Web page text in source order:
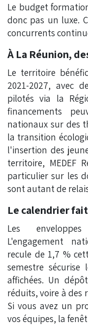
Le budget
donc pas un luxe.
concurrents
À La Réunion,
Le territoire
2021-2027, avec
pilotés via la
financements
nationaux sur des
la transition
l'insertion des
territoire, MEDEF
particulier sur les
sont autant de
Le calendrier
Les
L'engagement
recule de 1,7 %
semestre
affichées. Un
réduits, voire à des
Si vous avez un
vos équipes, la